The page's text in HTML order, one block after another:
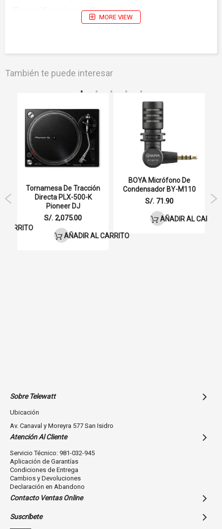
Especificaciones Generales
Sensibilidad 114 dB SPL / V @ 1 kHz
Impedancia
Duración de Bateria Hasta 28 horas
Plegable
Micrófono
Cable desmontable
Longitud del cable
Especificaciones de audio
MORE VIEW
También te puede interesar
CARRITO
Tornamesa De Tracción
Directa PLX-500-K
Pioneer DJ
S/. 2,075.00
AÑADIR AL CARRITO
BOYA Micrófono De
Condensador BY-M110
S/. 71.90
AÑADIR AL
Sobre Telewatt
Ubicación
Av. Canaval y Moreyra 577 San Isidro
Atención Al Cliente
Servicio Técnico: 981-032-945
Aplicación de Garantías
Condiciones de Entrega
Cambios y Devoluciones
Declaración en Abandono
Contacto Ventas Online
Suscríbete